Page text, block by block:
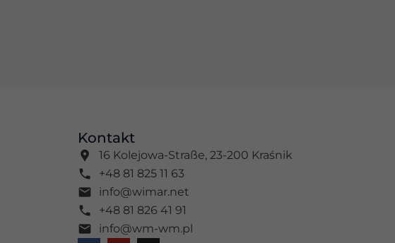
Kontakt
16 Kolejowa-Straße, 23-200 Kraśnik
+48 81 825 11 63
info@wimar.net
+48 81 826 41 91
info@wm-wm.pl